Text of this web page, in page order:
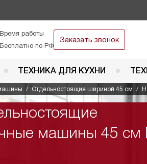
Время работы
Бесплатно по РФ
Заказать звонок
ТЕХНИКА ДЛЯ КУХНИ
Отдельностоящие шириной 45 см
машины 45 см